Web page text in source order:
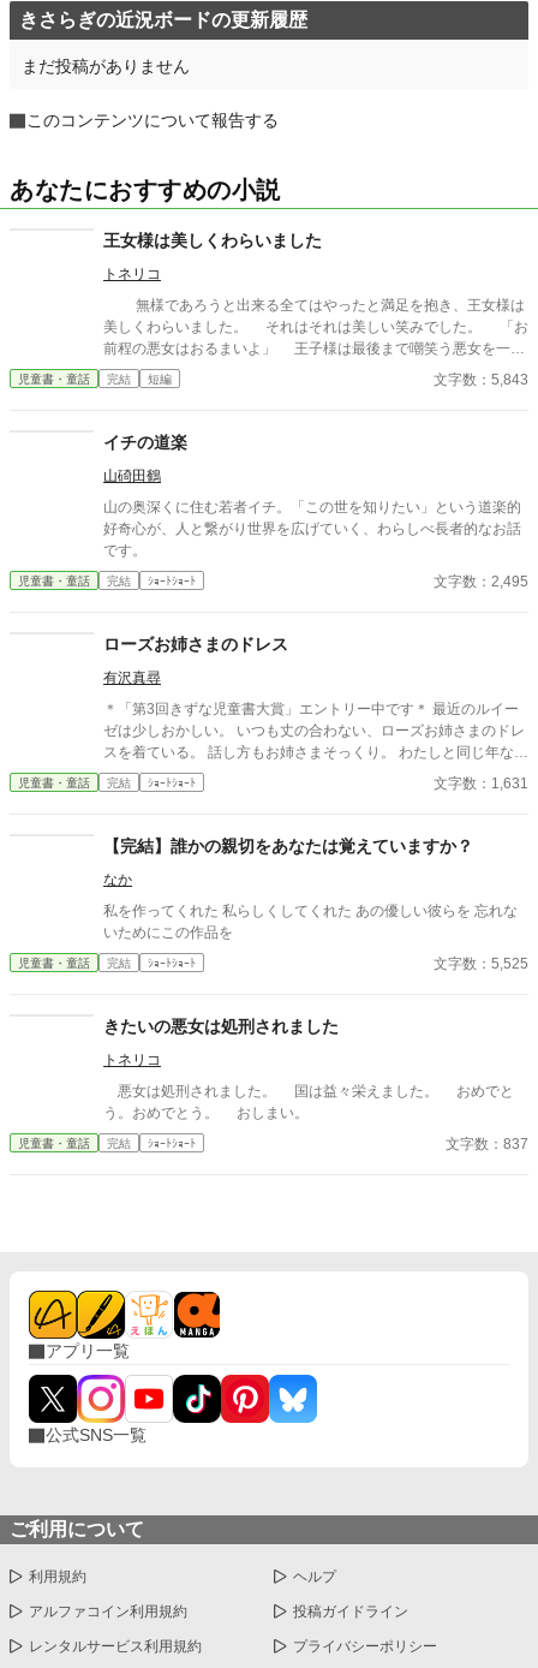
きさらぎの近況ボードの更新履歴
まだ投稿がありません
このコンテンツについて報告する
あなたにおすすめの小説
王女様は美しくわらいました
トネリコ
無様であろうと出来る全てはやったと満足を抱き、王女様は
美しくわらいました。 それはそれは美しい笑みでした。 「お
前程の悪女はおるまいよ」 王子様は最後まで嘲笑う悪女を一刀
で断罪しました。 きたいの悪女は処刑されました 解説版
児童書・童話 完結 短編 文字数：5,843
イチの道楽
山碕田鶴
山の奥深くに住む若者イチ。「この世を知りたい」という道楽的
好奇心が、人と繋がり世界を広げていく、わらしべ長者的なお話
です。
児童書・童話 完結 ｼｮｰﾄｼｮｰﾄ 文字数：2,495
ローズお姉さまのドレス
有沢真尋
＊「第3回きずな児童書大賞」エントリー中です＊ 最近のルイー
ゼは少しおかしい。 いつも丈の合わない、ローズお姉さまのドレ
スを着ている。 話し方もお姉さまそっくり。 わたしと同じ年なの
に、ずいぶん年上のように振舞う。 表紙はかんたん表紙メーカー
さまで作成
児童書・童話 完結 ｼｮｰﾄｼｮｰﾄ 文字数：1,631
【完結】誰かの親切をあなたは覚えていますか？
なか
私を作ってくれた 私らしくしてくれた あの優しい彼らを 忘れな
いためにこの作品を
児童書・童話 完結 ｼｮｰﾄｼｮｰﾄ 文字数：5,525
きたいの悪女は処刑されました
トネリコ
悪女は処刑されました。 国は益々栄えました。 おめでと
う。おめでとう。 おしまい。
児童書・童話 完結 ｼｮｰﾄｼｮｰﾄ 文字数：837
アプリ一覧
公式SNS一覧
ご利用について
利用規約 ヘルプ
アルファコイン利用規約 投稿ガイドライン
レンタルサービス利用規約 プライバシーポリシー